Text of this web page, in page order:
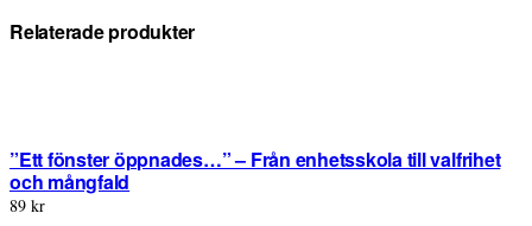
Relaterade produkter
”Ett fönster öppnades…” – Från enhetsskola till valfrihet
och mångfald
89 kr